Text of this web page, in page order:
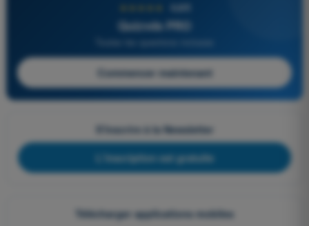
4,6/5
Quizvds PRO
Commencer maintenant
S'inscrire à la Newsletter
L'inscription est gratuite
Télécharger applications mobiles